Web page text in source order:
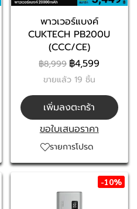
พาวเวอร์แบงค์
CUKTECH PB200U
(CCC/CE)
฿8,999 ฿4,599
ขายแล้ว 19 ชิ้น
เพิ่มลงตะกร้า
ขอใบเสนอราคา
รายการโปรด
-10%